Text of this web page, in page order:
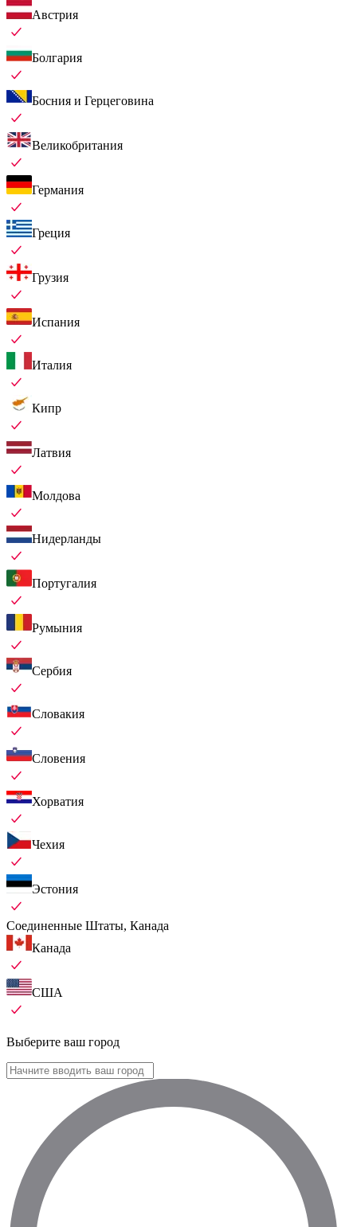
Австрия
Болгария
Босния и Герцеговина
Великобритания
Германия
Греция
Грузия
Испания
Италия
Кипр
Латвия
Молдова
Нидерланды
Португалия
Румыния
Сербия
Словакия
Словения
Хорватия
Чехия
Эстония
Соединенные Штаты, Канада
Канада
США
Выберите ваш город